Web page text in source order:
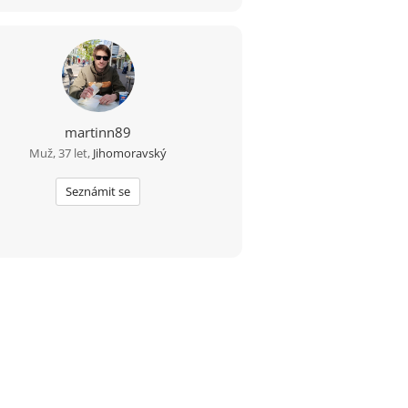
martinn89
Muž, 37 let, Jihomoravský
Seznámit se